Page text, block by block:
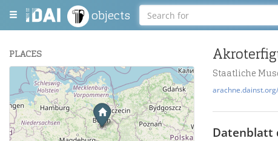
objects
PLACES
+
−
Staatliche
Datenblatt